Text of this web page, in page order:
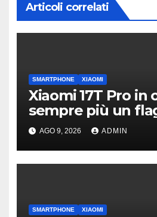
Articoli correlati
SMARTPHONE XIAOMI
Xiaomi 17T Pro in
sempre più un
AGO 9, 2026 ADMIN
SMARTPHONE XIAOMI